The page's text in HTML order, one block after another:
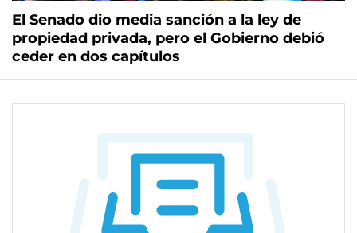
El Senado dio media sanción a la ley de
propiedad privada, pero el Gobierno debió
ceder en dos capítulos